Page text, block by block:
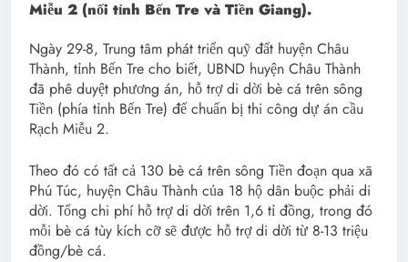
Miễu 2 (nối tỉnh Bến Tre và Tiền Giang).
Ngày 29-8, Trung tâm phát triển quỹ đất huyện Châu
Thành, tỉnh Bến Tre cho biết, UBND huyện Châu Thành
đã phê duyệt phương án, hỗ trợ di dời bè cá trên sông
Tiền (phía tỉnh Bến Tre) để chuẩn bị thi công dự án cầu
Rạch Miễu 2.
Theo đó có tất cả 130 bè cá trên sông Tiền đoạn qua xã
Phú Túc, huyện Châu Thành của 18 hộ dân buộc phải di
dời. Tổng chi phí hỗ trợ di dời trên 1,6 tỉ đồng, trong đó
mỗi bè cá tùy kích cỡ sẽ được hỗ trợ di dời từ 8-13 triệu
đồng/bè cá.